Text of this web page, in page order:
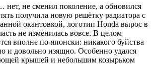
не сменил поколение, а обновился
получила новую решётку радиатора с
окантовкой, логотип Honda вырос в
не изменилась вовсе. В целом
вполне по-японски: никакого буйства
и довольно изящно. Особенно удался
крышей и небольшим козырьком